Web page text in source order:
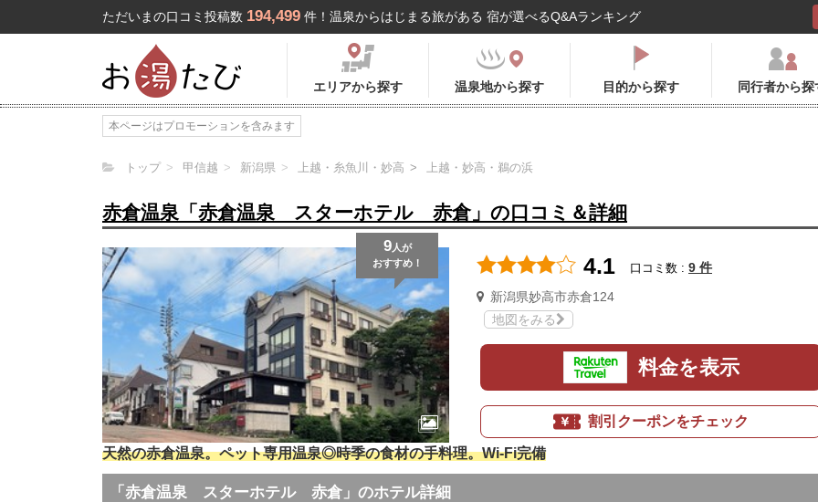
ただいまの口コミ投稿数 194,499 件！温泉からはじまる旅がある 宿が選べるQ&Aランキング
エリアから探す 温泉地から探す 目的から探す 同行者から探
本ページはプロモーションを含みます
トップ 甲信越 新潟県 上越・糸魚川・妙高 上越・妙高・鵜の浜
赤倉温泉「赤倉温泉 スターホテル 赤倉」の口コミ＆詳細
9人が
おすすめ！
4.1 口コミ数 : 9 件
新潟県妙高市赤倉124
地図をみる
料金を表示
割引クーポンをチェック
天然の赤倉温泉。ペット専用温泉◎時季の食材の手料理。Wi-Fi完備
「赤倉温泉 スターホテル 赤倉」のホテル詳細